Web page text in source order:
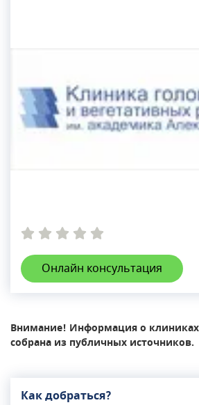
Онлайн консультация
Внимание! Информация о
собрана из публичных источников.
Как добраться?